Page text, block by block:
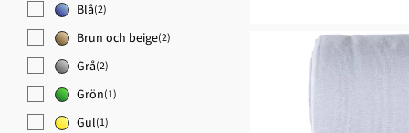
Blå(2)
Brun och beige(2)
Grå(2)
Grön(1)
Gul(1)